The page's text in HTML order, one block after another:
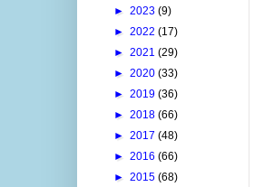
► 2023 (9)
► 2022 (17)
► 2021 (29)
► 2020 (33)
► 2019 (36)
► 2018 (66)
► 2017 (48)
► 2016 (66)
► 2015 (68)